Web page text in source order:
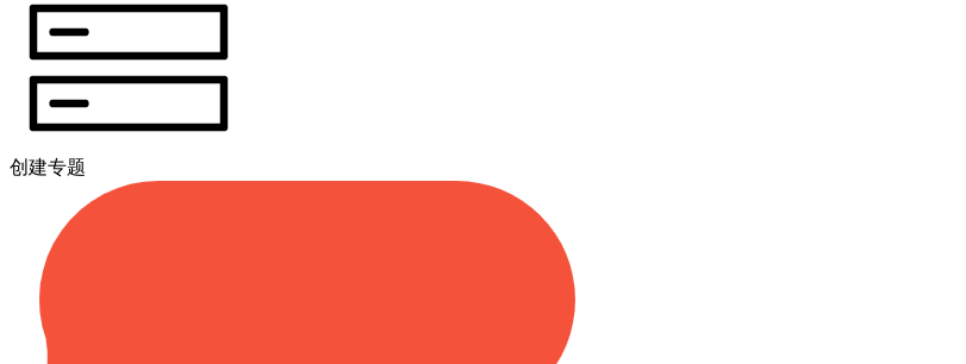
创建专题